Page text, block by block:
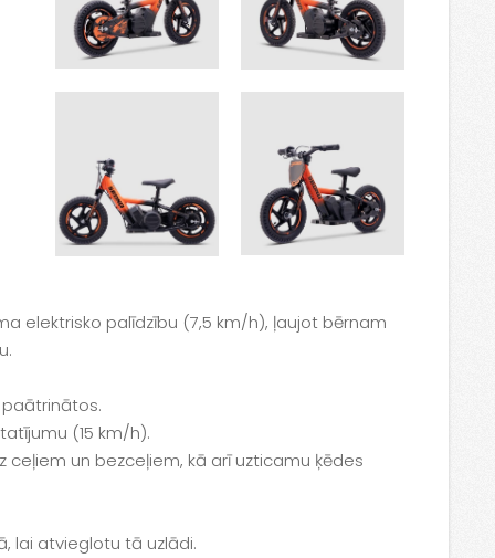
elektrisko palīdzību (7,5 km/h), ļaujot bērnam
(15 km/h).
ceļiem un bezceļiem, kā arī uzticamu ķēdes
lai atvieglotu tā uzlādi.